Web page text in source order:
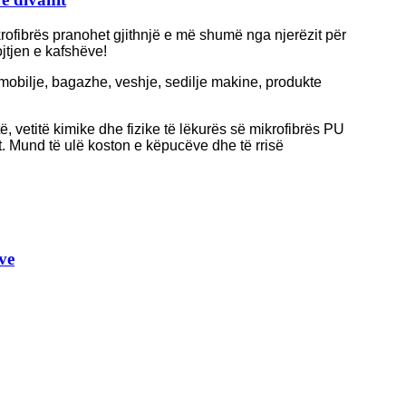
pranohet gjithnjë e më shumë nga njerëzit për
e kafshëve!
bagazhe, veshje, sedilje makine, produkte
vetitë kimike dhe fizike të lëkurës së mikrofibrës PU
Mund të ulë koston e këpucëve dhe të rrisë